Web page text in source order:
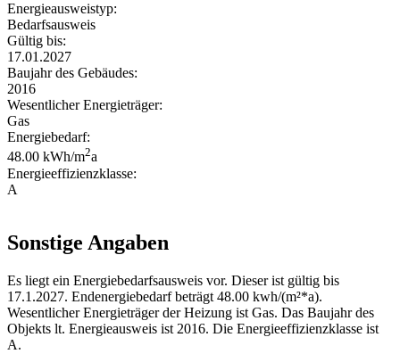
Energieausweistyp:
Bedarfsausweis
Gültig bis:
17.01.2027
Baujahr des Gebäudes:
2016
Wesentlicher Energieträger:
Gas
Energiebedarf:
48.00 kWh/m2a
Energieeffizienzklasse:
A
Sonstige Angaben
Es liegt ein Energiebedarfsausweis vor. Dieser ist gültig bis
17.1.2027. Endenergiebedarf beträgt 48.00 kwh/(m²*a).
Wesentlicher Energieträger der Heizung ist Gas. Das Baujahr des
Objekts lt. Energieausweis ist 2016. Die Energieeffizienzklasse ist
A.